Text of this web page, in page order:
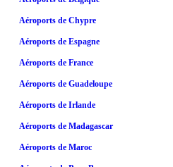
Aéroports de Chypre
Aéroports de Espagne
Aéroports de France
Aéroports de Guadeloupe
Aéroports de Irlande
Aéroports de Madagascar
Aéroports de Maroc